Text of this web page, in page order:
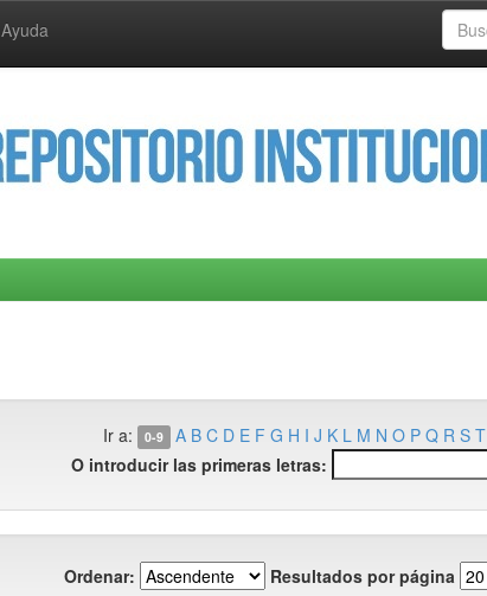
Ayuda
Ir a: 0-9 A B C D E F G H I J K L M N O P Q R S T
O introducir las primeras letras:
Ordenar: Resultados por página